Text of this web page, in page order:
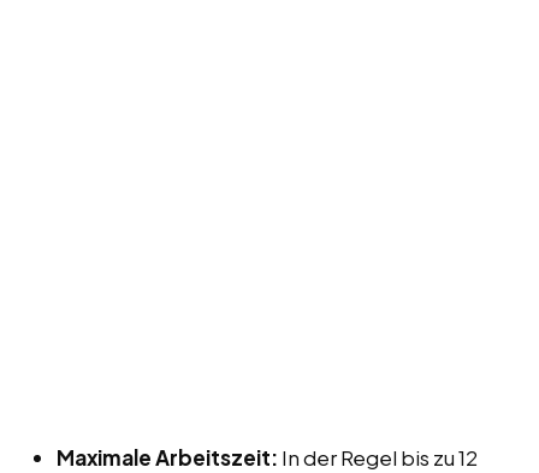
Maximale Arbeitszeit: In der Regel bis zu 12